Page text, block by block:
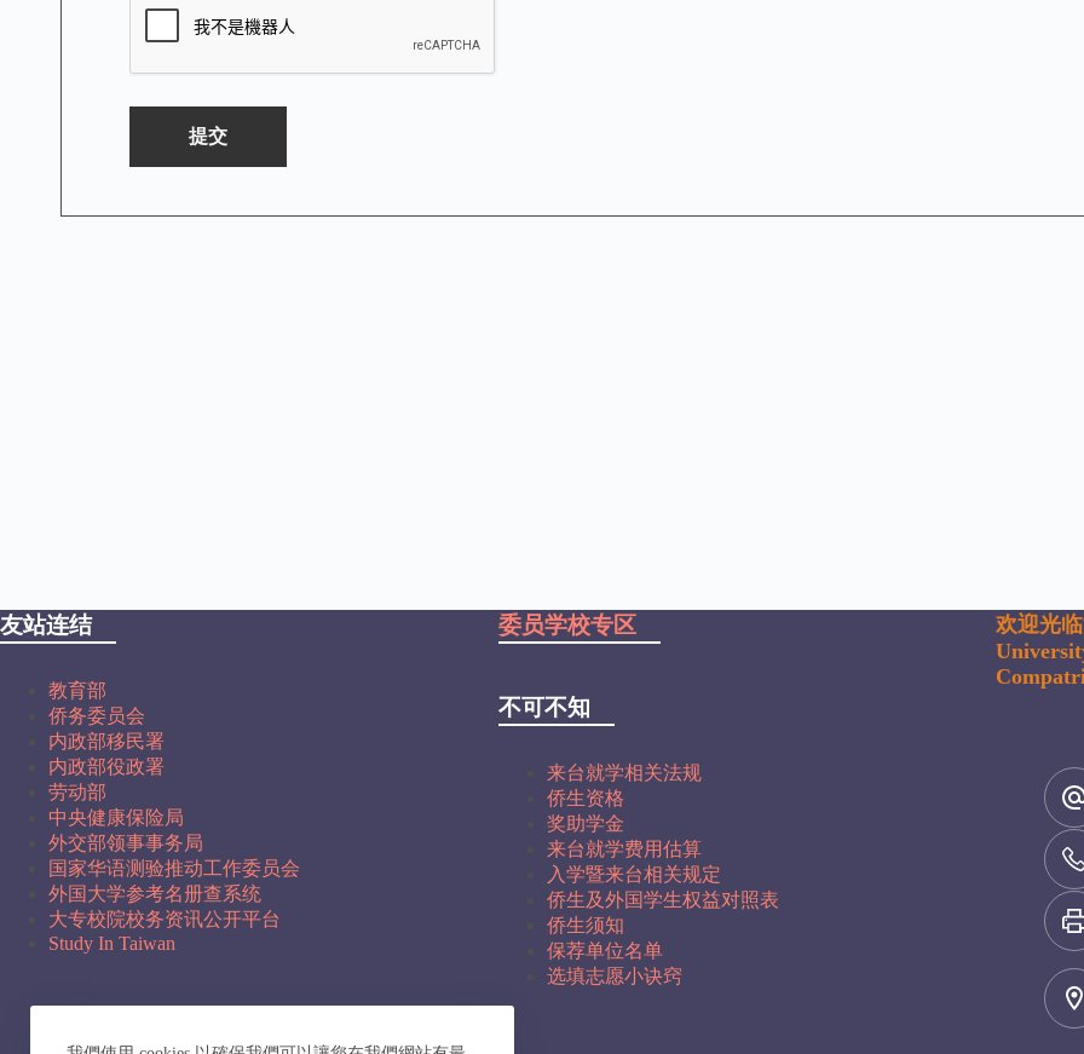
友站连结
教育部
侨务委员会
内政部移民署
内政部役政署
劳动部
中央健康保险局
外交部领事事务局
国家华语测验推动工作委员会
外国大学参考名册查系统
大专校院校务资讯公开平台
Study In Taiwan
委员学校专区
不可不知
来台就学相关法规
侨生资格
奖助学金
来台就学费用估算
入学暨来台相关规定
侨生及外国学生权益对照表
侨生须知
保荐单位名单
选填志愿小诀窍
欢迎光